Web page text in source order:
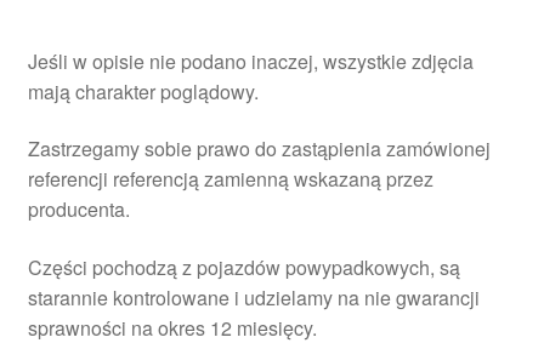
Jeśli w opisie nie podano inaczej, wszystkie zdjęcia
mają charakter poglądowy.
Zastrzegamy sobie prawo do zastąpienia zamówionej
referencji referencją zamienną wskazaną przez
producenta.
Części pochodzą z pojazdów powypadkowych, są
starannie kontrolowane i udzielamy na nie gwarancji
sprawności na okres 12 miesięcy.